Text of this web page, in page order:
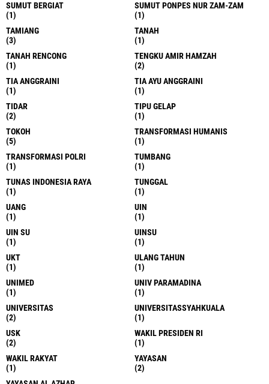
SUMUT BERGIAT
(1)
SUMUT PONPES NUR ZAM-ZAM
(1)
TAMIANG
(3)
TANAH
(1)
TANAH RENCONG
(1)
TENGKU AMIR HAMZAH
(2)
TIA ANGGRAINI
(1)
TIA AYU ANGGRAINI
(1)
TIDAR
(2)
TIPU GELAP
(1)
TOKOH
(5)
TRANSFORMASI HUMANIS
(1)
TRANSFORMASI POLRI
(1)
TUMBANG
(1)
TUNAS INDONESIA RAYA
(1)
TUNGGAL
(1)
UANG
(1)
UIN
(1)
UIN SU
(1)
UINSU
(1)
UKT
(1)
ULANG TAHUN
(1)
UNIMED
(1)
UNIV PARAMADINA
(1)
UNIVERSITAS
(2)
UNIVERSITASSYAHKUALA
(1)
USK
(2)
WAKIL PRESIDEN RI
(1)
WAKIL RAKYAT
(1)
YAYASAN
(2)